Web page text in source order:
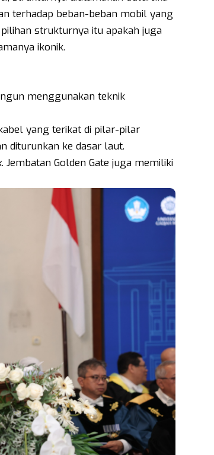
terhadap beban-beban mobil yang
strukturnya itu apakah juga
ikonik.
menggunakan teknik
yang terikat di pilar-pilar
diturunkan ke dasar laut.
. Jembatan Golden Gate juga memiliki